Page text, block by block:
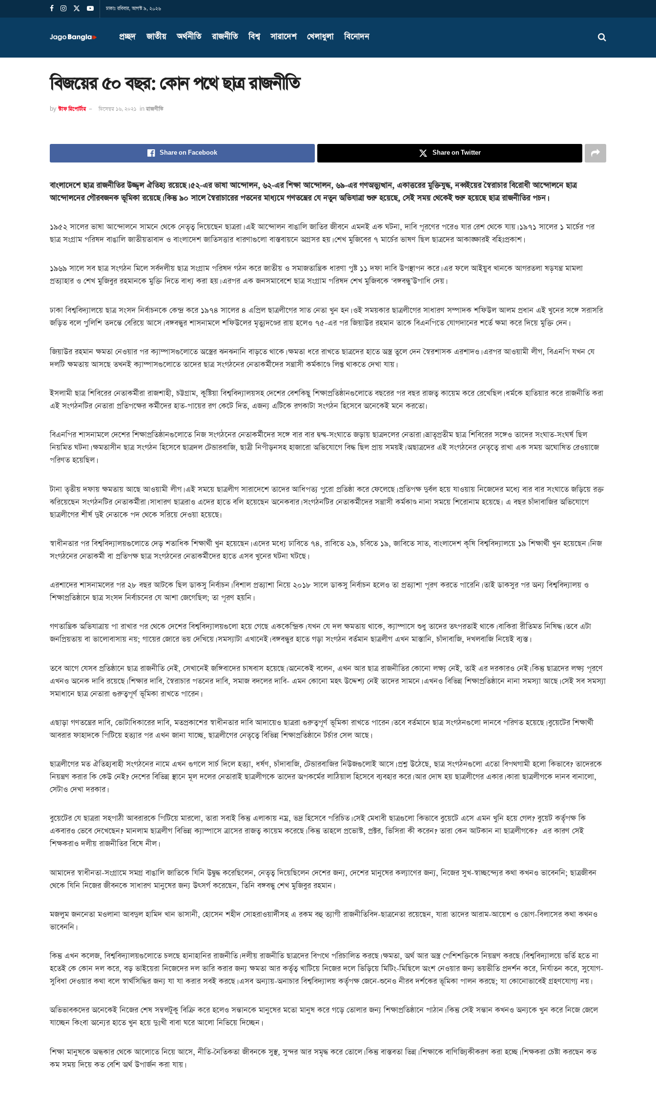
ঢাকাঃ রবিবার, আগস্ট ৯, ২০২৬
প্রচ্ছদ জাতীয় অর্থনীতি রাজনীতি বিশ্ব সারাদেশ খেলাধুলা বিনোদন
বিজয়ের ৫০ বছর: কোন পথে ছাত্র রাজনীতি
by স্টাফ রিপোর্টার ডিসেম্বর ১৬, ২০২১ in রাজনীতি
Share on Facebook Share on Twitter
বাংলাদেশে ছাত্র রাজনীতির উজ্জ্বল ঐতিহ্য রয়েছে। ৫২-এর ভাষা আন্দোলন, ৬২-এর শিক্ষা আন্দোলন, ৬৯-এর গণঅভ্যুত্থান, একাত্তরের মুক্তিযুদ্ধ, নব্বইয়ের স্বৈরাচার বিরোধী আন্দোলনে ছাত্র
আন্দোলনের গৌরবজনক ভূমিকা রয়েছে। কিন্তু ৯০ সালে স্বৈরাচারের পতনের মাধ্যমে গণতন্ত্রের যে নতুন অভিযাত্রা শুরু হয়েছে, সেই সময় থেকেই শুরু হয়েছে ছাত্র রাজনীতির পচন।
১৯৫২ সালের ভাষা আন্দোলনে সামনে থেকে নেতৃত্ব দিয়েছেন ছাত্ররা। এই আন্দোলন বাঙালি জাতির জীবনে এমনই এক ঘটনা, দাবি পূরণের পরেও যার রেশ থেকে যায়। ১৯৭১ সালের ১ মার্চের পর
ছাত্র সংগ্রাম পরিষদ বাঙালি জাতীয়তাবাদ ও বাংলাদেশ জাতিসত্তার ধারণাগুলো বাস্তবায়নে অগ্রসর হয়। শেখ মুজিবের ৭ মার্চের ভাষণ ছিল ছাত্রদের আকাঙ্ক্ষারই বহিঃপ্রকাশ।
১৯৬৯ সালে সব ছাত্র সংগঠন মিলে সর্বদলীয় ছাত্র সংগ্রাম পরিষদ গঠন করে জাতীয় ও সমাজতান্ত্রিক ধারণা পুষ্ট ১১ দফা দাবি উপস্থাপন করে। এর ফলে আইয়ুব খানকে আগরতলা ষড়যন্ত্র মামলা
প্রত্যাহার ও শেখ মুজিবুর রহমানকে মুক্তি দিতে বাধ্য করা হয়। এরপর এক জনসমাবেশে ছাত্র সংগ্রাম পরিষদ শেখ মুজিবকে ‘বঙ্গবন্ধু’উপাধি দেয়।
ঢাকা বিশ্ববিদ্যালয়ে ছাত্র সংসদ নির্বাচনকে কেন্দ্র করে ১৯৭৪ সালের ৪ এপ্রিল ছাত্রলীগের সাত নেতা খুন হন। ওই সময়কার ছাত্রলীগের সাধারণ সম্পাদক শফিউল আলম প্রধান এই খুনের সঙ্গে সরাসরি
জড়িত বলে পুলিশি তদন্তে বেরিয়ে আসে। বঙ্গবন্ধুর শাসনামলে শফিউলের মৃত্যুদণ্ডের রায় হলেও ৭৫-এর পর জিয়াউর রহমান তাকে বিএনপিতে যোগদানের শর্তে ক্ষমা করে দিয়ে মুক্তি দেন।
জিয়াউর রহমান ক্ষমতা নেওয়ার পর ক্যাম্পাসগুলোতে অস্ত্রের ঝনঝনানি বাড়তে থাকে। ক্ষমতা ধরে রাখতে ছাত্রদের হাতে অস্ত্র তুলে দেন স্বৈরশাসক এরশাদও। এরপর আওয়ামী লীগ, বিএনপি যখন যে
দলটি ক্ষমতায় আসছে তখনই ক্যাম্পাসগুলোতে তাদের ছাত্র সংগঠনের নেতাকর্মীদের সন্ত্রাসী কর্মকাণ্ডে লিপ্ত থাকতে দেখা যায়।
ইসলামী ছাত্র শিবিরের নেতাকর্মীরা রাজশাহী, চট্টগ্রাম, কুষ্টিয়া বিশ্ববিদ্যালয়সহ দেশের বেশকিছু শিক্ষাপ্রতিষ্ঠানগুলোতে বছরের পর বছর রাজত্ব কায়েম করে রেখেছিল। ধর্মকে হাতিয়ার করে রাজনীতি করা
এই সংগঠনটির নেতারা প্রতিপক্ষের কর্মীদের হাত-পায়ের রগ কেটে দিত, এজন্য এটিকে রগকাটা সংগঠন হিসেবে অনেকেই মনে করতো৷
বিএনপির শাসনামলে দেশের শিক্ষাপ্রতিষ্ঠানগুলোতে নিজ সংগঠনের নেতাকর্মীদের সঙ্গে বার বার দ্বন্দ্ব-সংঘাতে জড়ায় ছাত্রদলের নেতারা। ভ্রাতৃপ্রতীম ছাত্র শিবিরের সঙ্গেও তাদের সংঘাত-সংঘর্ষ ছিল
নিয়মিত ঘটনা। ক্ষমতাসীন ছাত্র সংগঠন হিসেবে ছাত্রদল টেন্ডারবাজি, ছাত্রী নিপীড়নসহ হাজারো অভিযোগে বিদ্ধ ছিল প্রায় সময়ই। অছাত্রদের এই সংগঠনের নেতৃত্বে রাখা এক সময় অঘোষিত রেওয়াজে
পরিণত হয়েছিল।
টানা তৃতীয় দফায় ক্ষমতায় আছে আওয়ামী লীগ। এই সময়ে ছাত্রলীগ সারাদেশে তাদের আধিপত্য পুরো প্রতিষ্ঠা করে ফেলেছে। প্রতিপক্ষ দুর্বল হয়ে যাওয়ায় নিজেদের মধ্যে বার বার সংঘাতে জড়িয়ে রক্ত
ঝরিয়েছেন সংগঠনটির নেতাকর্মীরা। সাধারণ ছাত্ররাও এদের হাতে বলি হয়েছেন অনেকবার। সংগঠনটির নেতাকর্মীদের সন্ত্রাসী কর্মকাণ্ড নানা সময়ে শিরোনাম হয়েছে৷ এ বছর চাঁদাবাজির অভিযোগে
ছাত্রলীগের শীর্ষ দুই নেতাকে পদ থেকে সরিয়ে দেওয়া হয়েছে৷
স্বাধীনতার পর বিশ্ববিদ্যালয়গুলোতে দেড় শতাধিক শিক্ষার্থী খুন হয়েছেন। এদের মধ্যে ঢাবিতে ৭৪, রাবিতে ২৯, চবিতে ১৯, জাবিতে সাত, বাংলাদেশ কৃষি বিশ্ববিদ্যালয়ে ১৯ শিক্ষার্থী খুন হয়েছেন। নিজ
সংগঠনের নেতাকর্মী বা প্রতিপক্ষ ছাত্র সংগঠনের নেতাকর্মীদের হাতে এসব খুনের ঘটনা ঘটছে।
এরশাদের শাসনামলের পর ২৮ বছর আটকে ছিল ডাকসু নির্বাচন। বিশাল প্রত্যাশা নিয়ে ২০১৮ সালে ডাকসু নির্বাচন হলেও তা প্রত্যাশা পূরণ করতে পারেনি। তাই ডাকসুর পর অন্য বিশ্ববিদ্যালয় ও
শিক্ষাপ্রতিষ্ঠানে ছাত্র সংসদ নির্বাচনের যে আশা জেগেছিল; তা পূরণ হয়নি।
গণতান্ত্রিক অভিযাত্রায় পা রাখার পর থেকে দেশের বিশ্ববিদ্যালয়গুলো হয়ে গেছে এককেন্দ্রিক। যখন যে দল ক্ষমতায় থাকে, ক্যাম্পাসে শুধু তাদের তৎপরতাই থাকে। বাকিরা রীতিমত নিষিদ্ধ। তবে এটা
জনপ্রিয়তায় বা ভালোবাসায় নয়; গায়ের জোরে ভয় দেখিয়ে। সমস্যাটা এখানেই। বঙ্গবন্ধুর হাতে গড়া সংগঠন বর্তমান ছাত্রলীগ এখন মাস্তানি, চাঁদাবাজি, দখলবাজি নিয়েই ব্যস্ত।
তবে আগে যেসব প্রতিষ্ঠানে ছাত্র রাজনীতি নেই, সেখানেই জঙ্গিবাদের চাষবাস হয়েছে। অনেকেই বলেন, এখন আর ছাত্র রাজনীতির কোনো লক্ষ্য নেই, তাই এর দরকারও নেই। কিন্তু ছাত্রদের লক্ষ্য পূরণে
এখনও অনেক দাবি রয়েছে। শিক্ষার দাবি, স্বৈরাচার পতনের দাবি, সমাজ বদলের দাবি- এমন কোনো মহৎ উদ্দেশ্য নেই তাদের সামনে। এখনও বিভিন্ন শিক্ষাপ্রতিষ্ঠানে নানা সমস্যা আছে। সেই সব সমস্যা
সমাধানে ছাত্র নেতারা গুরুত্বপূর্ণ ভূমিকা রাখতে পারেন।
এছাড়া গণতন্ত্রের দাবি, ভোটাধিকারের দাবি, মতপ্রকাশের স্বাধীনতার দাবি আদায়েও ছাত্ররা গুরুত্বপূর্ণ ভূমিকা রাখতে পারেন। তবে বর্তমানে ছাত্র সংগঠনগুলো দানবে পরিণত হয়েছে। বুয়েটের শিক্ষার্থী
আবরার ফাহাদকে পিটিয়ে হত্যার পর এখন জানা যাচ্ছে, ছাত্রলীগের নেতৃত্বে বিভিন্ন শিক্ষাপ্রতিষ্ঠানে টর্চার সেল আছে।
ছাত্রলীগের মত ঐতিহ্যবাহী সংগঠনের নামে এখন গুগলে সার্চ দিলে হত্যা, ধর্ষণ, চাঁদাবাজি, টেন্ডারবাজির নিউজগুলোই আসে। প্রশ্ন উঠেছে, ছাত্র সংগঠনগুলো এতো বিপথগামী হলো কিভাবে? তাদেরকে
নিয়ন্ত্রণ করার কি কেউ নেই? দেশের বিভিন্ন স্থানে মূল দলের নেতারাই ছাত্রলীগকে তাদের অপকর্মের লাঠিয়াল হিসেবে ব্যবহার করে। আর দোষ হয় ছাত্রলীগের একার। কারা ছাত্রলীগকে দানব বানালো,
সেটাও দেখা দরকার।
বুয়েটের যে ছাত্ররা সহপাঠী আবরারকে পিটিয়ে মারলো, তারা সবাই কিন্তু এলাকায় নম্র, ভদ্র হিসেবে পরিচিত। সেই মেধাবী ছাত্রগুলো কিভাবে বুয়েটে এসে এমন খুনি হয়ে গেল? বুয়েট কর্তৃপক্ষ কি
একবারও ভেবে দেখেছেন? মানলাম ছাত্রলীগ বিভিন্ন ক্যাম্পাসে ত্রাসের রাজত্ব কায়েম করেছে। কিন্তু তাহলে প্রভোস্ট, প্রক্টর, ভিসিরা কী করেন? তারা কেন আটকান না ছাত্রলীগকে? এর কারণ সেই
শিক্ষকরাও দলীয় রাজনীতির বিষে নীল।
আমাদের স্বাধীনতা-সংগ্রামে সমগ্র বাঙালি জাতিকে যিনি উদ্বুদ্ধ করেছিলেন, নেতৃত্ব দিয়েছিলেন দেশের জন্য, দেশের মানুষের কল্যাণের জন্য, নিজের সুখ-স্বাচ্ছন্দ্যের কথা কখনও ভাবেননি; ছাত্রজীবন
থেকে যিনি নিজের জীবনকে সাধারণ মানুষের জন্য উৎসর্গ করেছেন, তিনি বঙ্গবন্ধু শেখ মুজিবুর রহমান।
মজলুম জননেতা মওলানা আবদুল হামিদ খান ভাসানী, হোসেন শহীদ সোহরাওয়ার্দীসহ এ রকম বহু ত্যাগী রাজনীতিবিদ-ছাত্রনেতা রয়েছেন, যারা তাদের আরাম-আয়েশ ও ভোগ-বিলাসের কথা কখনও
ভাবেননি।
কিন্তু এখন কলেজ, বিশ্ববিদ্যালয়গুলোতে চলছে হানাহানির রাজনীতি। দলীয় রাজনীতি ছাত্রদের বিপথে পরিচালিত করছে। ক্ষমতা, অর্থ আর অস্ত্র পেশিশক্তিকে নিয়ন্ত্রণ করছে। বিশ্ববিদ্যালয়ে ভর্তি হতে না
হতেই কে কোন দল করে, বড় ভাইয়েরা নিজেদের দল ভারি করার জন্য ক্ষমতা আর কর্তৃত্ব খাটিয়ে নিজের দলে ভিড়িয়ে মিটিং-মিছিলে অংশ নেওয়ার জন্য ভয়ভীতি প্রদর্শন করে, নির্যাতন করে, সুযোগ-
সুবিধা দেওয়ার কথা বলে স্বার্থসিদ্ধির জন্য যা যা করার সবই করছে। এসব অন্যায়-অনাচার বিশ্ববিদ্যালয় কর্তৃপক্ষ জেনে-শুনেও নীরব দর্শকের ভূমিকা পালন করছে; যা কোনোভাবেই গ্রহণযোগ্য নয়।
অভিভাবকদের অনেকেই নিজের শেষ সম্বলটুকু বিক্রি করে হলেও সন্তানকে মানুষের মতো মানুষ করে গড়ে তোলার জন্য শিক্ষাপ্রতিষ্ঠানে পাঠান। কিন্তু সেই সন্তান কখনও অন্যকে খুন করে নিজে জেলে
যাচ্ছেন কিংবা অন্যের হাতে খুন হয়ে দুঃখী বাবা ঘরে আলো নিভিয়ে দিচ্ছেন।
শিক্ষা মানুষকে অন্ধকার থেকে আলোতে নিয়ে আসে, নীতি-নৈতিকতা জীবনকে সুস্থ, সুন্দর আর সমৃদ্ধ করে তোলে। কিন্তু বাস্তবতা ভিন্ন। শিক্ষাকে বাণিজ্যিকীকরণ করা হচ্ছে। শিক্ষকরা চেষ্টা করছেন কত
কম সময় দিয়ে কত বেশি অর্থ উপার্জন করা যায়।